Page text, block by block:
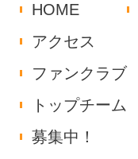
HOME
アクセス
ファンクラブ
トップチーム
募集中！